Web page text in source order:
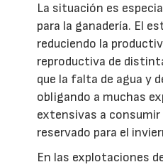
La situación es
para la ganadería. El
reduciendo la
reproductiva de
que la falta de agua y
obligando a muchas
extensivas a consumir
reservado para el
En las explotaciones